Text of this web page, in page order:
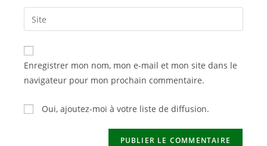
comment
email
address
comment
Saisir
l’URL
de
votre
(facultatif)
Enregistrer mon nom, mon e-mail et mon site dans le
navigateur pour mon prochain commentaire.
Oui, ajoutez-moi à votre liste de diffusion.